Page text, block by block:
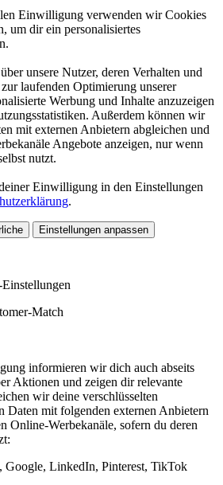
Einwilligung verwenden wir Cookies
um dir ein personalisiertes
unsere Nutzer, deren Verhalten und
laufenden Optimierung unserer
Werbung und Inhalte anzuzeigen
Außerdem können wir
mit externen Anbietern abgleichen und
Angebote anzeigen, nur wenn
nutzt.
Einwilligung in den Einstellungen
.
Einstellungen anpassen
Match
informieren wir dich auch abseits
Aktionen und zeigen dir relevante
wir deine verschlüsselten
Daten mit folgenden externen Anbietern
Online-Werbekanäle, sofern du deren
Google, LinkedIn, Pinterest, TikTok